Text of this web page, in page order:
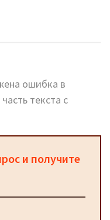
ошибка в
текста с
и получите